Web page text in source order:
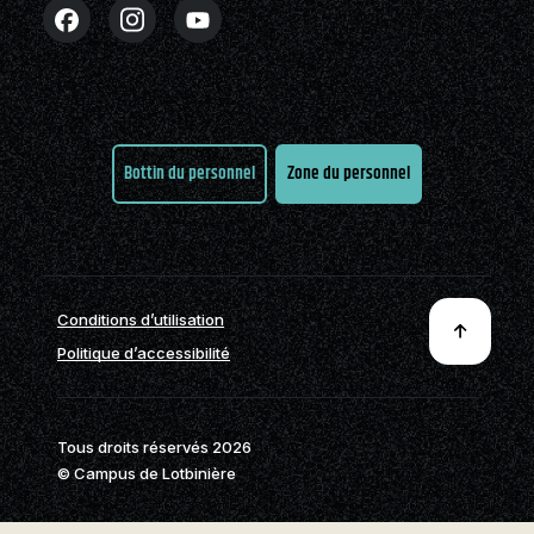
Actualités
Boutique
Partenaires
Foire aux
questions
Nous
joindre
Nouvelles
Nous joindre
Stages en alternance
travail-études (ATE)
À propos de la formation
générale
Annuaire des
programmes (PDF)
FAQ
Nous joindre
Cégépiens d’exception
Pavillon sportif
Bottin du personnel Zone du personnel
Conditions d’utilisation
Politique d’accessibilité
Tous droits réservés 2026
© Campus de Lotbinière